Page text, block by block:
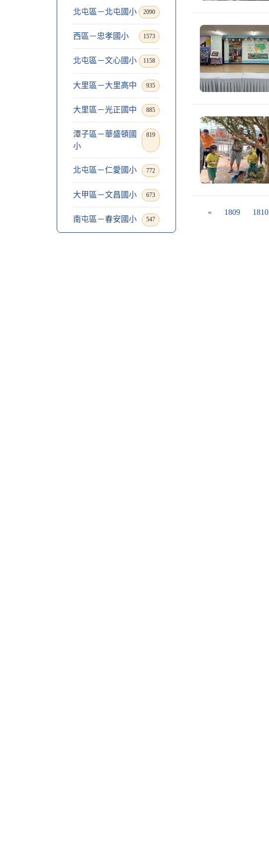
北屯區－北屯國小 2090
西區－忠孝國小 1573
北屯區－文心國小 1158
大里區－大里高中 935
大里區－光正國中 885
潭子區－華盛頓國
小
819
北屯區－仁愛國小 772
大甲區－文昌國小 673
南屯區－春安國小 547
« 1809 1810